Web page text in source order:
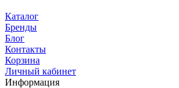
Каталог
Бренды
Блог
Контакты
Корзина
Личный кабинет
Информация